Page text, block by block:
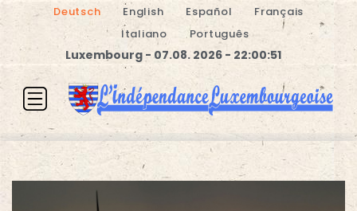
Deutsch English Español
Français
Italiano
Português
Luxembourg - 07.08. 2026 - 22:00:51